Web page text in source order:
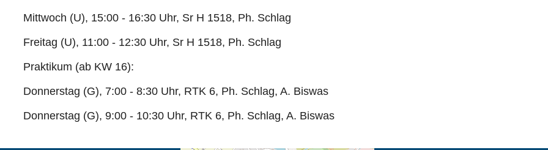
Mittwoch (U), 15:00 - 16:30 Uhr, Sr H 1518, Ph. Schlag
Freitag (U), 11:00 - 12:30 Uhr, Sr H 1518, Ph. Schlag
Praktikum (ab KW 16):
Donnerstag (G), 7:00 - 8:30 Uhr, RTK 6, Ph. Schlag, A. Biswas
Donnerstag (G), 9:00 - 10:30 Uhr, RTK 6, Ph. Schlag, A. Biswas